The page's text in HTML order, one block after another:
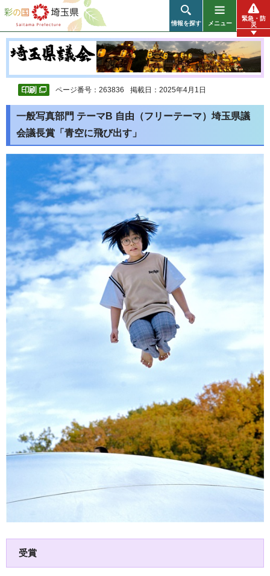
彩の国 埼玉県
情報を探す メニュー
緊急・防
災
ページ番号：263836 掲載日：2025年4月1日
一般写真部門 テーマB 自由（フリーテーマ）埼玉県議
会議長賞「青空に飛び出す」
受賞